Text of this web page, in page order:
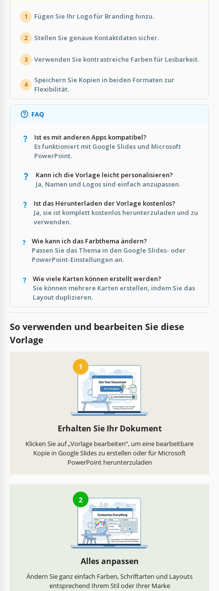
1 Fügen Sie Ihr Logo für Branding hinzu.
2 Stellen Sie genaue Kontaktdaten sicher.
3 Verwenden Sie kontrastreiche Farben für Lesbarkeit.
4
Speichern Sie Kopien in beiden Formaten zur
Flexibilität.
FAQ
Ist es mit anderen Apps kompatibel?
Es funktioniert mit Google Slides und Microsoft
PowerPoint.
Kann ich die Vorlage leicht personalisieren?
Ja, Namen und Logos sind einfach anzupassen.
Ist das Herunterladen der Vorlage kostenlos?
Ja, sie ist komplett kostenlos herunterzuladen und zu
verwenden.
Wie kann ich das Farbthema ändern?
Passen Sie das Thema in den Google Slides- oder
PowerPoint-Einstellungen an.
Wie viele Karten können erstellt werden?
Sie können mehrere Karten erstellen, indem Sie das
Layout duplizieren.
So verwenden und bearbeiten Sie diese
Vorlage
1
Erhalten Sie Ihr Dokument
Klicken Sie auf „Vorlage bearbeiten“, um eine bearbeitbare
Kopie in Google Slides zu erstellen oder für Microsoft
PowerPoint herunterzuladen
2
Alles anpassen
Ändern Sie ganz einfach Farben, Schriftarten und Layouts
entsprechend Ihrem Stil oder Ihrer Marke